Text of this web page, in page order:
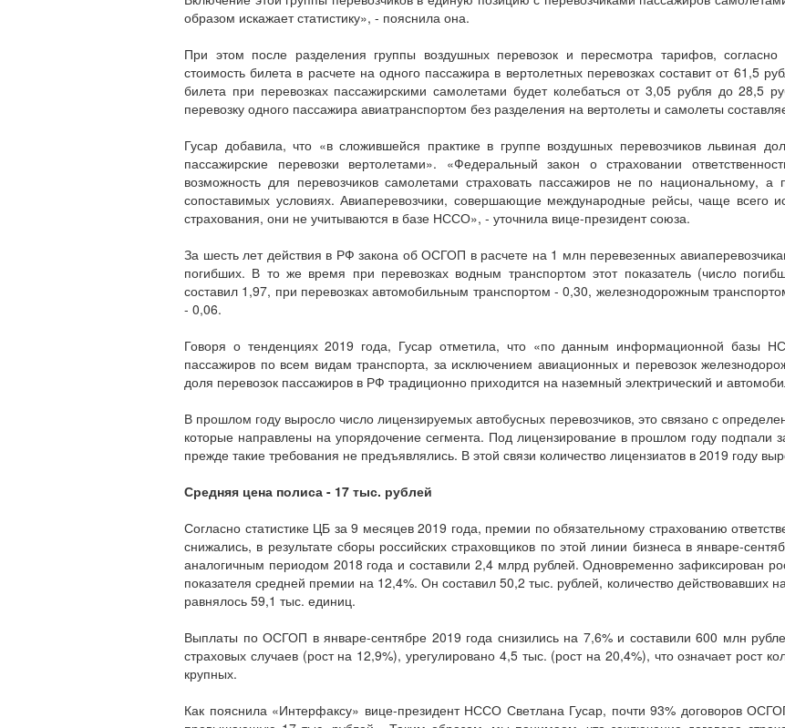
образом искажает статистику», - пояснила она.
При этом после разделения группы воздушных перевозок и пересмотра тарифов,
стоимость билета в расчете на одного пассажира в вертолетных перевозках составит от 61,5
билета при перевозках пассажирскими самолетами будет колебаться от 3,05 рубля до 28,5
перевозку одного пассажира авиатранспортом без разделения на вертолеты и самолеты
Гусар добавила, что «в сложившейся практике в группе воздушных перевозчиков львиная
пассажирские перевозки вертолетами». «Федеральный закон о страховании
возможность для перевозчиков самолетами страховать пассажиров не по национальному, а
сопоставимых условиях. Авиаперевозчики, совершающие международные рейсы, чаще всего
страхования, они не учитываются в базе НССО», - уточнила вице-президент союза.
За шесть лет действия в РФ закона об ОСГОП в расчете на 1 млн перевезенных
погибших. В то же время при перевозках водным транспортом этот показатель (число
составил 1,97, при перевозках автомобильным транспортом - 0,30, железнодорожным
- 0,06.
Говоря о тенденциях 2019 года, Гусар отметила, что «по данным информационной базы
пассажиров по всем видам транспорта, за исключением авиационных и перевозок
доля перевозок пассажиров в РФ традиционно приходится на наземный электрический и
В прошлом году выросло число лицензируемых автобусных перевозчиков, это связано с
которые направлены на упорядочение сегмента. Под лицензирование в прошлом году подпали
прежде такие требования не предъявлялись. В этой связи количество лицензиатов в 2019 году
Средняя цена полиса - 17 тыс. рублей
Согласно статистике ЦБ за 9 месяцев 2019 года, премии по обязательному страхованию
снижались, в результате сборы российских страховщиков по этой линии бизнеса в январе-
аналогичным периодом 2018 года и составили 2,4 млрд рублей. Одновременно зафиксирован
показателя средней премии на 12,4%. Он составил 50,2 тыс. рублей, количество действовавших
равнялось 59,1 тыс. единиц.
Выплаты по ОСГОП в январе-сентябре 2019 года снизились на 7,6% и составили 600 млн
страховых случаев (рост на 12,9%), урегулировано 4,5 тыс. (рост на 20,4%), что означает рост
крупных.
Как пояснила «Интерфаксу» вице-президент НССО Светлана Гусар, почти 93% договоров